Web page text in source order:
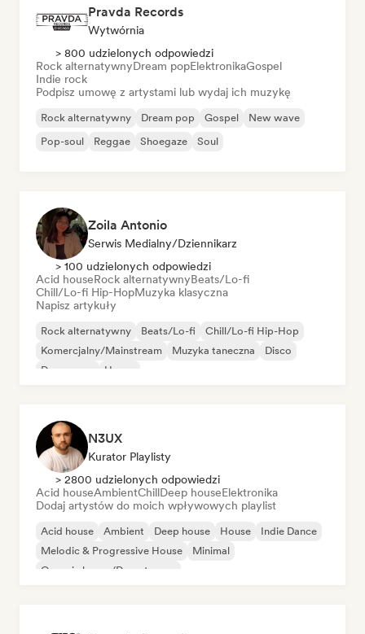
Pravda Records
Wytwórnia
> 800 udzielonych odpowiedzi
Rock alternatywnyDream popElektronikaGospel
Indie rock
Podpisz umowę z artystami lub wydaj ich muzykę
Rock alternatywny Dream pop Gospel
New wave
Pop-soul
Reggae Shoegaze Soul
Zoila Antonio
Serwis Medialny/Dziennikarz
> 100 udzielonych odpowiedzi
Acid houseRock alternatywnyBeats/Lo-fi
Chill/Lo-fi Hip-HopMuzyka klasyczna
Napisz artykuły
Rock alternatywny Beats/Lo-fi
Chill/Lo-fi Hip-Hop
Komercjalny/Mainstream
Muzyka taneczna
Disco
Dream pop
House
N3UX
Kurator Playlisty
> 2800 udzielonych odpowiedzi
Acid houseAmbientChillDeep houseElektronika
Dodaj artystów do moich wpływowych playlist
Acid house Ambient Deep house House
Indie Dance
Melodic & Progressive House
Minimal
Organic house/Downtempo